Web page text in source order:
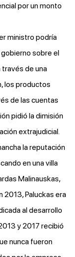
por un monto
ministro podría
sobre el
través de una
los productos
de las cuentas
pidió la dimisión
extrajudicial.
la reputación
en una villa
Malinauskas,
2013, Paluckas era
al desarrollo
y 2017 recibió
nunca fueron